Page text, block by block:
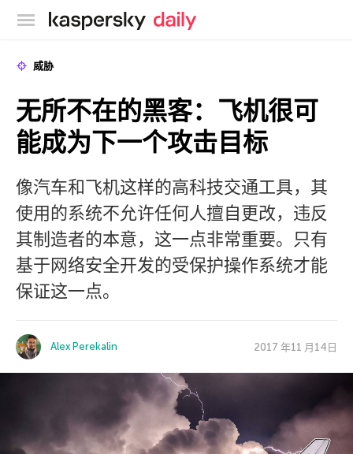
卡巴斯基官方博客
威胁
无所不在的黑客：飞机很可
能成为下一个攻击目标
像汽车和飞机这样的高科技交通工具，其
使用的系统不允许任何人擅自更改，违反
其制造者的本意，这一点非常重要。只有
基于网络安全开发的受保护操作系统才能
保证这一点。
Alex Perekalin 2017 年11 月14日